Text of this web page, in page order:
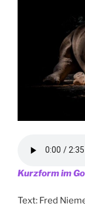
Kurzform im
Text: Fred